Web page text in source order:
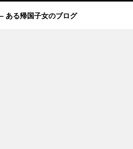
る帰国子女のブログ